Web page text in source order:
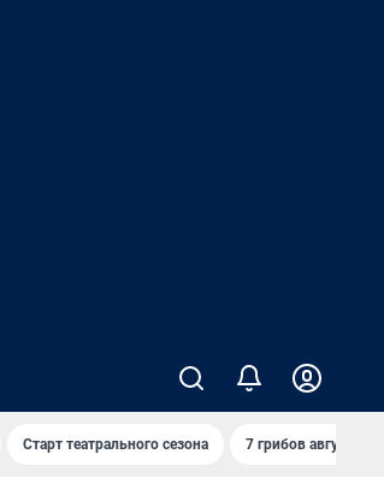
Старт театрального сезона 7 грибов августа